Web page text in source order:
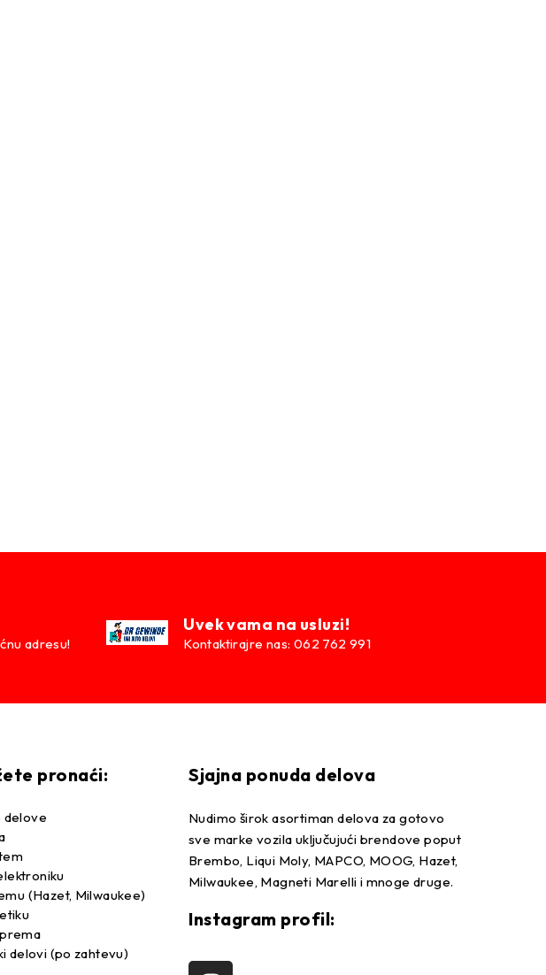
adresu!
Uvek vama na usluzi!
Kontaktirajre nas: 062 762 991
pronaći:
delove
(Hazet, Milwaukee)
delovi (po zahtevu)
Sjajna ponuda delova
Nudimo širok asortiman delova za gotovo
sve marke vozila uključujući brendove poput
Brembo, Liqui Moly, MAPCO, MOOG, Hazet,
Milwaukee, Magneti Marelli i mnoge druge.
Instagram profil: